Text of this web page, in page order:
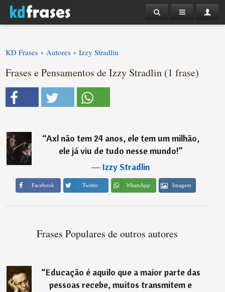
KD Frases › Autores › Izzy Stradlin
Frases e Pensamentos de Izzy Stradlin (1 frase)
“Axl não tem 24 anos, ele tem um milhão,
ele já viu de tudo nesse mundo!”
―Izzy Stradlin
Facebook Twitter WhatsApp Imagem
Frases Populares de outros autores
“Educação é aquilo que a maior parte das
pessoas recebe, muitos transmitem e